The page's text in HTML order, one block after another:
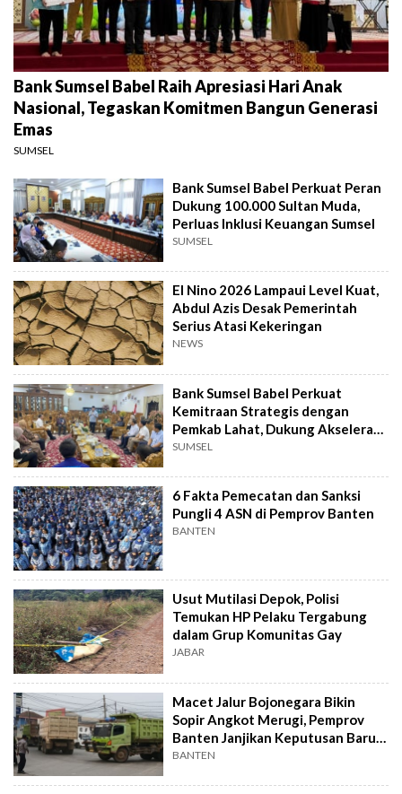
Bank Sumsel Babel Raih Apresiasi Hari Anak
Nasional, Tegaskan Komitmen Bangun Generasi
Emas
SUMSEL
Bank Sumsel Babel Perkuat Peran
Dukung 100.000 Sultan Muda,
Perluas Inklusi Keuangan Sumsel
SUMSEL
El Nino 2026 Lampaui Level Kuat,
Abdul Azis Desak Pemerintah
Serius Atasi Kekeringan
NEWS
Bank Sumsel Babel Perkuat
Kemitraan Strategis dengan
Pemkab Lahat, Dukung Akselerasi
Ekonomi Daerah
SUMSEL
6 Fakta Pemecatan dan Sanksi
Pungli 4 ASN di Pemprov Banten
BANTEN
Usut Mutilasi Depok, Polisi
Temukan HP Pelaku Tergabung
dalam Grup Komunitas Gay
JABAR
Macet Jalur Bojonegara Bikin
Sopir Angkot Merugi, Pemprov
Banten Janjikan Keputusan Baru 4
Hari Lagi
BANTEN